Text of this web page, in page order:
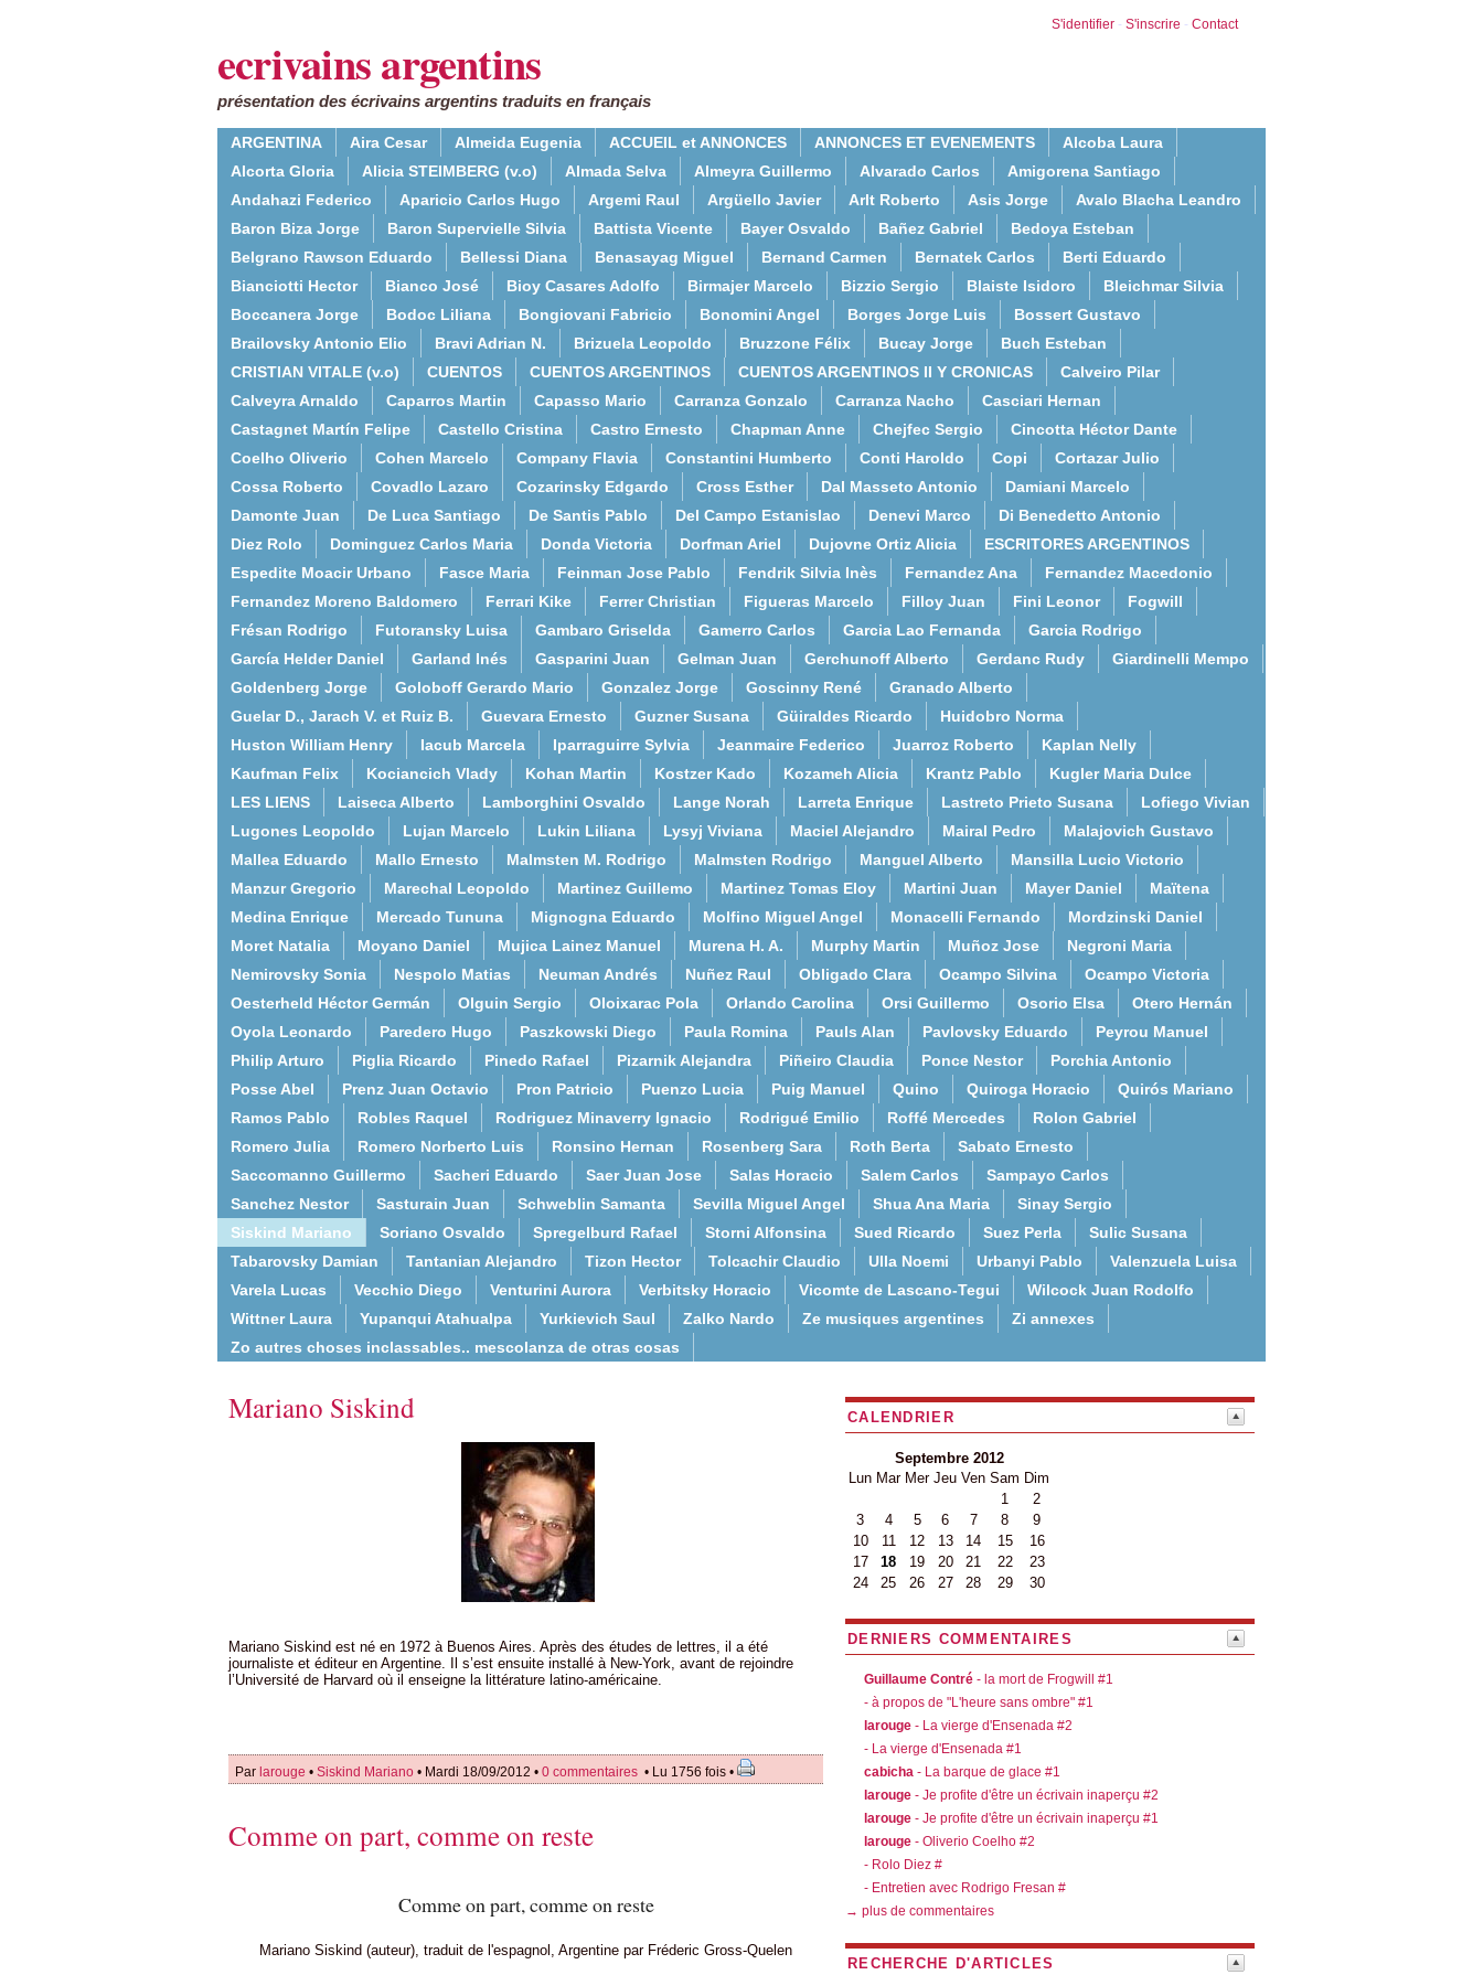
S'identifier - S'inscrire - Contact
ecrivains argentins
présentation des écrivains argentins traduits en français
ARGENTINA Aira Cesar Almeida Eugenia ACCUEIL et ANNONCES ANNONCES ET EVENEMENTS
Alcoba Laura
Alcorta Gloria
Alicia STEIMBERG (v.o) Almada Selva Almeyra Guillermo Alvarado Carlos
Amigorena Santiago
Andahazi Federico
Aparicio Carlos Hugo Argemi Raul Argüello Javier Arlt Roberto Asis Jorge
Avalo Blacha Leandro
Baron Biza Jorge
Baron Supervielle Silvia Battista Vicente Bayer Osvaldo Bañez Gabriel
Bedoya Esteban
Belgrano Rawson Eduardo
Bellessi Diana Benasayag Miguel Bernand Carmen Bernatek Carlos
Berti Eduardo
Bianciotti Hector
Bianco José Bioy Casares Adolfo Birmajer Marcelo Bizzio Sergio Blaiste Isidoro
Bleichmar Silvia
Boccanera Jorge
Bodoc Liliana Bongiovani Fabricio Bonomini Angel Borges Jorge Luis
Bossert Gustavo
Brailovsky Antonio Elio
Bravi Adrian N. Brizuela Leopoldo Bruzzone Félix Bucay Jorge
Buch Esteban
CRISTIAN VITALE (v.o)
CUENTOS CUENTOS ARGENTINOS CUENTOS ARGENTINOS II Y CRONICAS
Calveiro Pilar
Calveyra Arnaldo
Caparros Martin Capasso Mario Carranza Gonzalo Carranza Nacho
Casciari Hernan
Castagnet Martín Felipe
Castello Cristina Castro Ernesto Chapman Anne Chejfec Sergio
Cincotta Héctor Dante
Coelho Oliverio
Cohen Marcelo Company Flavia Constantini Humberto Conti Haroldo Copi
Cortazar Julio
Cossa Roberto
Covadlo Lazaro Cozarinsky Edgardo Cross Esther Dal Masseto Antonio
Damiani Marcelo
Damonte Juan
De Luca Santiago De Santis Pablo Del Campo Estanislao Denevi Marco
Di Benedetto Antonio
Diez Rolo
Dominguez Carlos Maria Donda Victoria Dorfman Ariel Dujovne Ortiz Alicia
ESCRITORES ARGENTINOS
Espedite Moacir Urbano
Fasce Maria Feinman Jose Pablo Fendrik Silvia Inès Fernandez Ana
Fernandez Macedonio
Fernandez Moreno Baldomero
Ferrari Kike Ferrer Christian Figueras Marcelo Filloy Juan Fini Leonor
Fogwill
Frésan Rodrigo
Futoransky Luisa Gambaro Griselda Gamerro Carlos Garcia Lao Fernanda
Garcia Rodrigo
García Helder Daniel
Garland Inés Gasparini Juan Gelman Juan Gerchunoff Alberto Gerdanc Rudy
Giardinelli Mempo
Goldenberg Jorge
Goloboff Gerardo Mario Gonzalez Jorge Goscinny René
Granado Alberto
Guelar D., Jarach V. et Ruiz B.
Guevara Ernesto Guzner Susana Güiraldes Ricardo
Huidobro Norma
Huston William Henry
Iacub Marcela Iparraguirre Sylvia Jeanmaire Federico Juarroz Roberto
Kaplan Nelly
Kaufman Felix
Kociancich Vlady Kohan Martin Kostzer Kado Kozameh Alicia Krantz Pablo
Kugler Maria Dulce
LES LIENS
Laiseca Alberto Lamborghini Osvaldo Lange Norah Larreta Enrique Lastreto Prieto Susana
Lofiego Vivian
Lugones Leopoldo
Lujan Marcelo Lukin Liliana Lysyj Viviana Maciel Alejandro Mairal Pedro
Malajovich Gustavo
Mallea Eduardo
Mallo Ernesto Malmsten M. Rodrigo Malmsten Rodrigo Manguel Alberto
Mansilla Lucio Victorio
Manzur Gregorio
Marechal Leopoldo Martinez Guillemo Martinez Tomas Eloy Martini Juan Mayer Daniel
Maïtena
Medina Enrique
Mercado Tununa Mignogna Eduardo Molfino Miguel Angel Monacelli Fernando
Mordzinski Daniel
Moret Natalia
Moyano Daniel Mujica Lainez Manuel Murena H. A. Murphy Martin Muñoz Jose
Negroni Maria
Nemirovsky Sonia
Nespolo Matias Neuman Andrés Nuñez Raul Obligado Clara Ocampo Silvina
Ocampo Victoria
Oesterheld Héctor Germán
Olguin Sergio Oloixarac Pola Orlando Carolina Orsi Guillermo Osorio Elsa
Otero Hernán
Oyola Leonardo
Paredero Hugo Paszkowski Diego Paula Romina Pauls Alan Pavlovsky Eduardo
Peyrou Manuel
Philip Arturo
Piglia Ricardo Pinedo Rafael Pizarnik Alejandra Piñeiro Claudia Ponce Nestor
Porchia Antonio
Posse Abel
Prenz Juan Octavio Pron Patricio Puenzo Lucia Puig Manuel Quino Quiroga Horacio
Quirós Mariano
Ramos Pablo
Robles Raquel Rodriguez Minaverry Ignacio Rodrigué Emilio Roffé Mercedes
Rolon Gabriel
Romero Julia
Romero Norberto Luis Ronsino Hernan Rosenberg Sara Roth Berta
Sabato Ernesto
Saccomanno Guillermo
Sacheri Eduardo Saer Juan Jose Salas Horacio Salem Carlos
Sampayo Carlos
Sanchez Nestor
Sasturain Juan Schweblin Samanta Sevilla Miguel Angel Shua Ana Maria
Sinay Sergio
Siskind Mariano
Soriano Osvaldo Spregelburd Rafael Storni Alfonsina Sued Ricardo Suez Perla
Sulic Susana
Tabarovsky Damian
Tantanian Alejandro Tizon Hector Tolcachir Claudio Ulla Noemi Urbanyi Pablo
Valenzuela Luisa
Varela Lucas
Vecchio Diego Venturini Aurora Verbitsky Horacio Vicomte de Lascano-Tegui
Wilcock Juan Rodolfo
Wittner Laura
Yupanqui Atahualpa Yurkievich Saul Zalko Nardo Ze musiques argentines
Zi annexes
Zo autres choses inclassables.. mescolanza de otras cosas
Mariano Siskind
Mariano Siskind est né en 1972 à Buenos Aires. Après des études de lettres, il a été
journaliste et éditeur en Argentine. Il s’est ensuite installé à New-York, avant de rejoindre
l’Université de Harvard où il enseigne la littérature latino-américaine.
Par larouge • Siskind Mariano • Mardi 18/09/2012 • 0 commentaires • Lu 1756 fois •
Comme on part, comme on reste
Comme on part, comme on reste
Mariano Siskind (auteur), traduit de l'espagnol, Argentine par Fréderic Gross-Quelen
CALENDRIER
Septembre 2012
Lun Mar Mer Jeu Ven Sam Dim
1
2
3
4 5 6 7 8
9
10
11 12 13 14 15
16
17
18 19 20 21 22
23
24
25 26 27 28 29 30
DERNIERS COMMENTAIRES
Guillaume Contré - la mort de Frogwill #1
- à propos de "L'heure sans ombre" #1
larouge - La vierge d'Ensenada #2
- La vierge d'Ensenada #1
cabicha - La barque de glace #1
larouge - Je profite d'être un écrivain inaperçu #2
larouge - Je profite d'être un écrivain inaperçu #1
larouge - Oliverio Coelho #2
- Rolo Diez #
- Entretien avec Rodrigo Fresan #
→ plus de commentaires
RECHERCHE D'ARTICLES